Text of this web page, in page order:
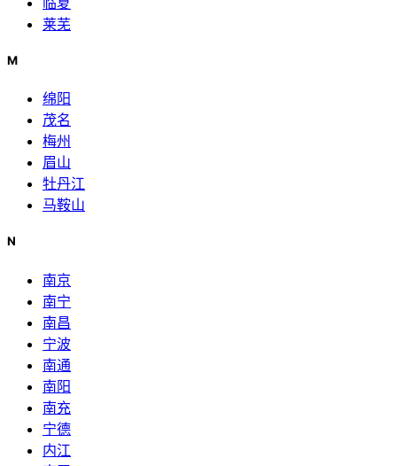
莱芜
M
绵阳
茂名
梅州
眉山
牡丹江
马鞍山
N
南京
南宁
南昌
宁波
南通
南阳
南充
宁德
内江